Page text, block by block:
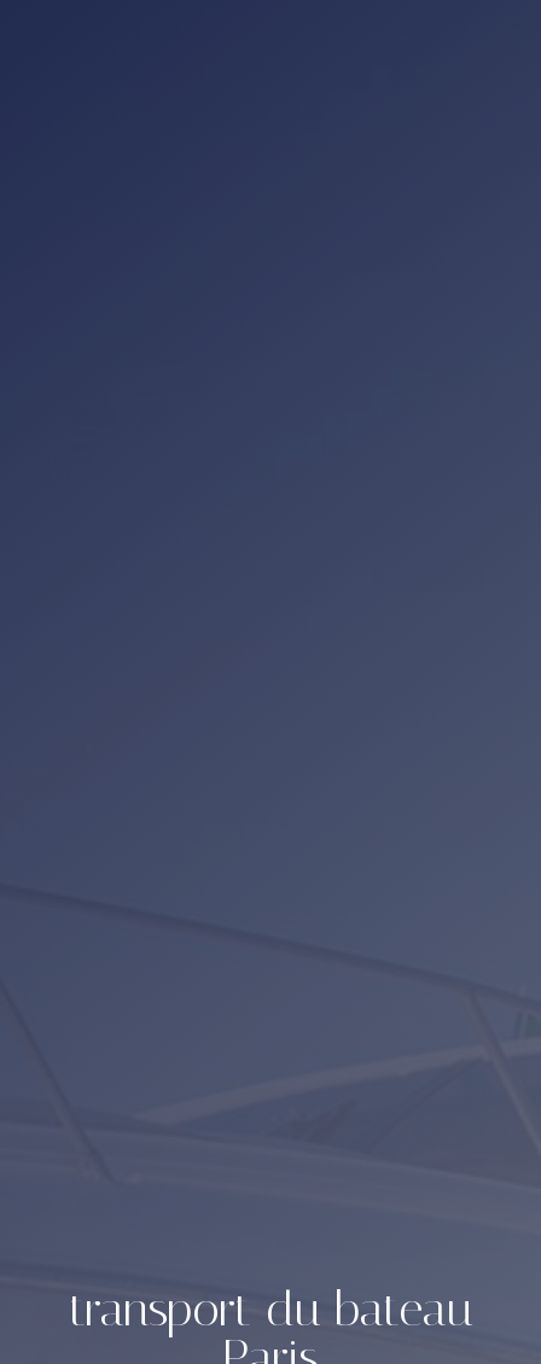
transport du bateau